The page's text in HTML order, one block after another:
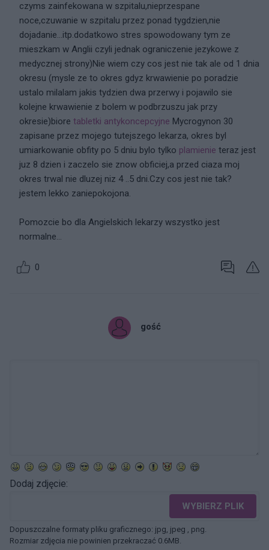
czyms zainfekowana w szpitalu,nieprzespane
noce,czuwanie w szpitalu przez ponad tygdzien,nie
dojadanie...itp.dodatkowo stres spowodowany tym ze
mieszkam w Anglii czyli jednak ograniczenie jezykowe z
medycznej strony)Nie wiem czy cos jest nie tak ale od 1 dnia
okresu (mysle ze to okres gdyz krwawienie po poradzie
ustalo milalam jakis tydzien dwa przerwy i pojawilo sie
kolejne krwawienie z bolem w podbrzuszu jak przy
okresie)biore tabletki antykoncepcyjne Mycrogynon 30
zapisane przez mojego tutejszego lekarza, okres byl
umiarkowanie obfity po 5 dniu bylo tylko plamienie teraz jest
juz 8 dzien i zaczelo sie znow obficiej,a przed ciaza moj
okres trwal nie dluzej niz 4 ..5 dni.Czy cos jest nie tak?
jestem lekko zaniepokojona.
Pomozcie bo dla Angielskich lekarzy wszystko jest
normalne...
0
gość
Dodaj zdjęcie:
WYBIERZ PLIK
Dopuszczalne formaty pliku graficznego: jpg, jpeg , png.
Rozmiar zdjęcia nie powinien przekraczać 0.6MB.